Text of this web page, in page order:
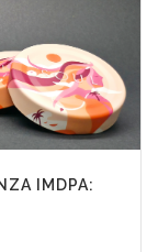
IMDPA: